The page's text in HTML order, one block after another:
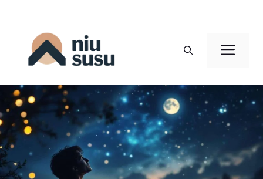
contenuto